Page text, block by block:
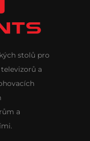
stolů pro
a
a